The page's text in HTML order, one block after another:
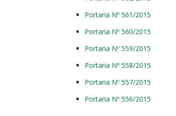
Portaria Nº 561/2015
Portaria Nº 560/2015
Portaria Nº 559/2015
Portaria Nº 558/2015
Portaria Nº 557/2015
Portaria Nº 556/2015